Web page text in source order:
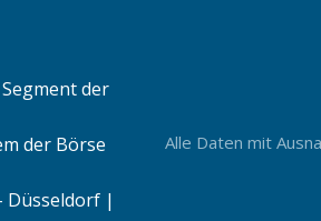
der
der Börse
Düsseldorf |
Alle Daten mit